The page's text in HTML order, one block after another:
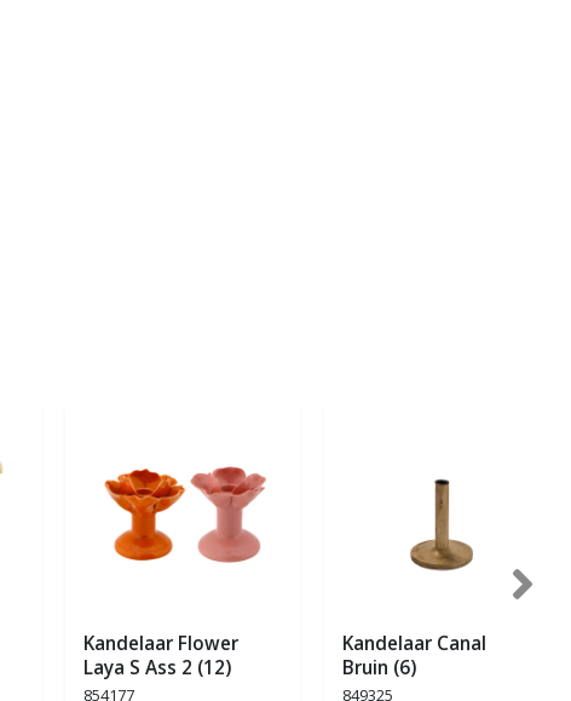
Kandelaar Flower
Laya S Ass 2 (12)
854177
Kandelaar Canalon L
Bruin (6)
849325